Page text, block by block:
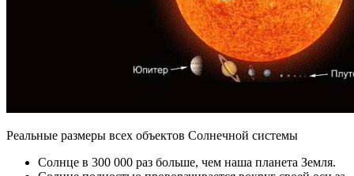
Реальные размеры всех объектов Солнечной системы
Солнце в 300 000 раз больше, чем наша планета Земля.